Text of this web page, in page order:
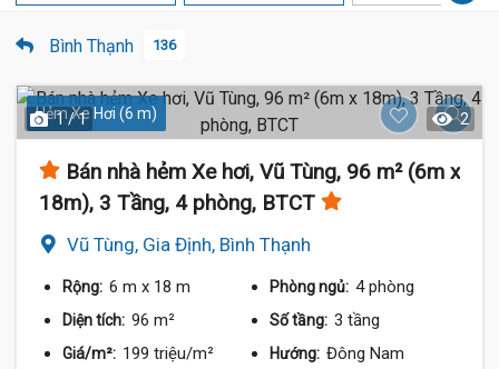
Bình Thạnh 136
Hẻm Xe Hơi (6 m)
1 / 1 2
Bán nhà hẻm Xe hơi, Vũ Tùng, 96 m² (6m x
18m), 3 Tầng, 4 phòng, BTCT
Vũ Tùng, Gia Định, Bình Thạnh
Rộng: 6 m x 18 m Phòng ngủ: 4 phòng
Diện tích: 96 m² Số tầng: 3 tầng
Giá/m²: 199 triệu/m² Hướng: Đông Nam